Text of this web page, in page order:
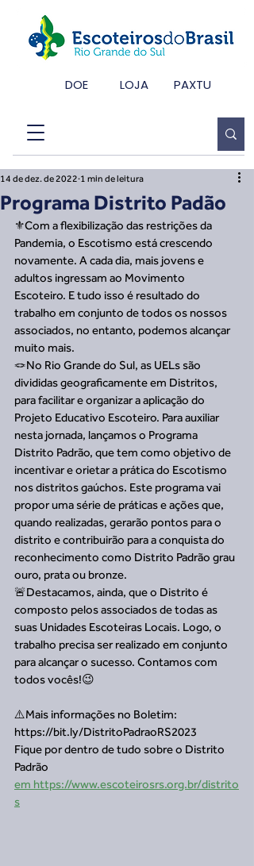
DOE LOJA PAXTU
Programa Distrito Padão
14 de dez. de 2022 1 min de leitura
⚜️Com a flexibilização das restrições da
Pandemia, o Escotismo está crescendo
novamente. A cada dia, mais jovens e
adultos ingressam ao Movimento
Escoteiro. E tudo isso é resultado do
trabalho em conjunto de todos os nossos
associados, no entanto, podemos alcançar
muito mais.
🪢No Rio Grande do Sul, as UELs são
divididas geograficamente em Distritos,
para facilitar e organizar a aplicação do
Projeto Educativo Escoteiro. Para auxiliar
nesta jornada, lançamos o Programa
Distrito Padrão, que tem como objetivo de
incentivar e orietar a prática do Escotismo
nos distritos gaúchos. Este programa vai
propor uma série de práticas e ações que,
quando realizadas, gerarão pontos para o
distrito e contribuirão para a conquista do
reconhecimento como Distrito Padrão grau
ouro, prata ou bronze.
🚨Destacamos, ainda, que o Distrito é
composto pelos associados de todas as
suas Unidades Escoteiras Locais. Logo, o
trabalho precisa ser realizado em conjunto
para alcançar o sucesso. Contamos com
todos vocês!😉
⚠️Mais informações no Boletim:
https://bit.ly/DistritoPadraoRS2023
Fique por dentro de tudo sobre o Distrito
Padrão
em https://www.escoteirosrs.org.br/distrito
s